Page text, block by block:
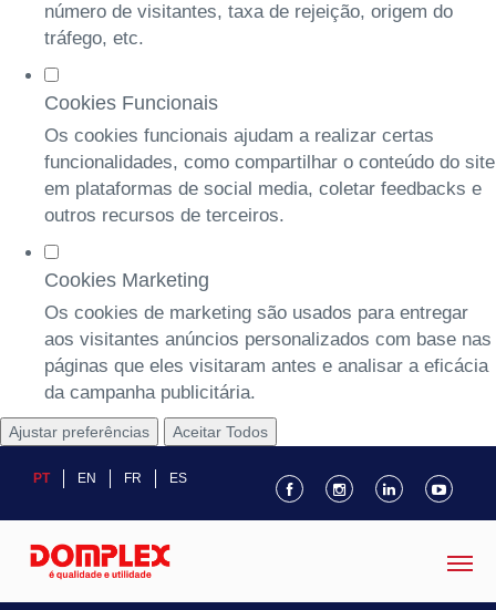
número de visitantes, taxa de rejeição, origem do
tráfego, etc.
Cookies Funcionais
Os cookies funcionais ajudam a realizar certas
funcionalidades, como compartilhar o conteúdo do site
em plataformas de social media, coletar feedbacks e
outros recursos de terceiros.
Cookies Marketing
Os cookies de marketing são usados para entregar
aos visitantes anúncios personalizados com base nas
páginas que eles visitaram antes e analisar a eficácia
da campanha publicitária.
Ajustar preferências Aceitar Todos
PT EN FR ES